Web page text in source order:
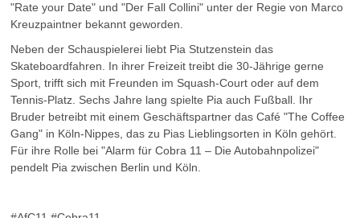
"Rate your Date" und "Der Fall Collini" unter der Regie von Marco
Kreuzpaintner bekannt geworden.
Neben der Schauspielerei liebt Pia Stutzenstein das
Skateboardfahren. In ihrer Freizeit treibt die 30-Jährige gerne
Sport, trifft sich mit Freunden im Squash-Court oder auf dem
Tennis-Platz. Sechs Jahre lang spielte Pia auch Fußball. Ihr
Bruder betreibt mit einem Geschäftspartner das Café "The Coffee
Gang" in Köln-Nippes, das zu Pias Lieblingsorten in Köln gehört.
Für ihre Rolle bei "Alarm für Cobra 11 – Die Autobahnpolizei"
pendelt Pia zwischen Berlin und Köln.